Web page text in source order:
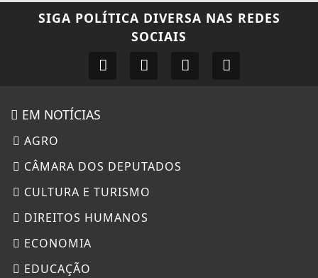
SIGA POLÍTICA DIVERSA NAS REDES
SOCIAIS
EM NOTÍCIAS
AGRO
CÂMARA DOS DEPUTADOS
CULTURA E TURISMO
DIREITOS HUMANOS
ECONOMIA
EDUCAÇÃO